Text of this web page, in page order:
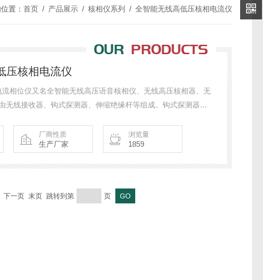
置： 首页 / 产品展示 / 核相仪系列 / 全智能无线高低压核相电流仪
压核相电流仪
相位仪又名全智能无线高压语音核相仪、无线高压核相器、无
无线接收器、钩式探测器、伸缩绝缘杆等组成。钩式探测器不
、核相、相位、相序、频率等，柔性线圈测试电流量程广、线
挂在线路上测试，省时省力，可钩Ф168mm的导线，
厂商性质
生产厂家
浏览量
1859
下一页 末页 跳转到第 页